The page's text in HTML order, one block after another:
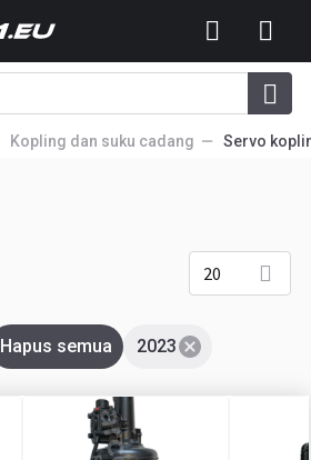
Kopling dan suku cadang Servo
20
2023
Hapus semua